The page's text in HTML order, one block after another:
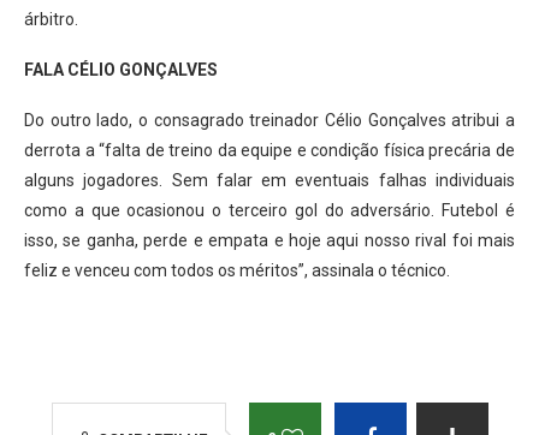
árbitro.
FALA CÉLIO GONÇALVES
Do outro lado, o consagrado treinador Célio Gonçalves atribui a
derrota a “falta de treino da equipe e condição física precária de
alguns jogadores. Sem falar em eventuais falhas individuais
como a que ocasionou o terceiro gol do adversário. Futebol é
isso, se ganha, perde e empata e hoje aqui nosso rival foi mais
feliz e venceu com todos os méritos”, assinala o técnico.